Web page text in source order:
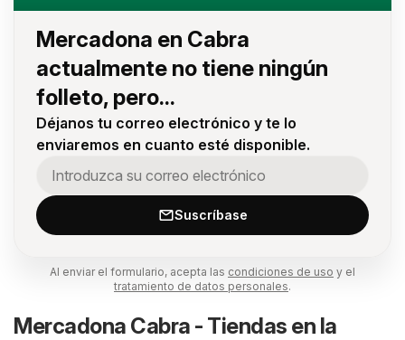
Mercadona en Cabra
actualmente no tiene ningún
folleto, pero...
Déjanos tu correo electrónico y te lo
enviaremos en cuanto esté disponible.
Suscríbase
Al enviar el formulario, acepta las condiciones de uso y el
tratamiento de datos personales.
Mercadona Cabra - Tiendas en la